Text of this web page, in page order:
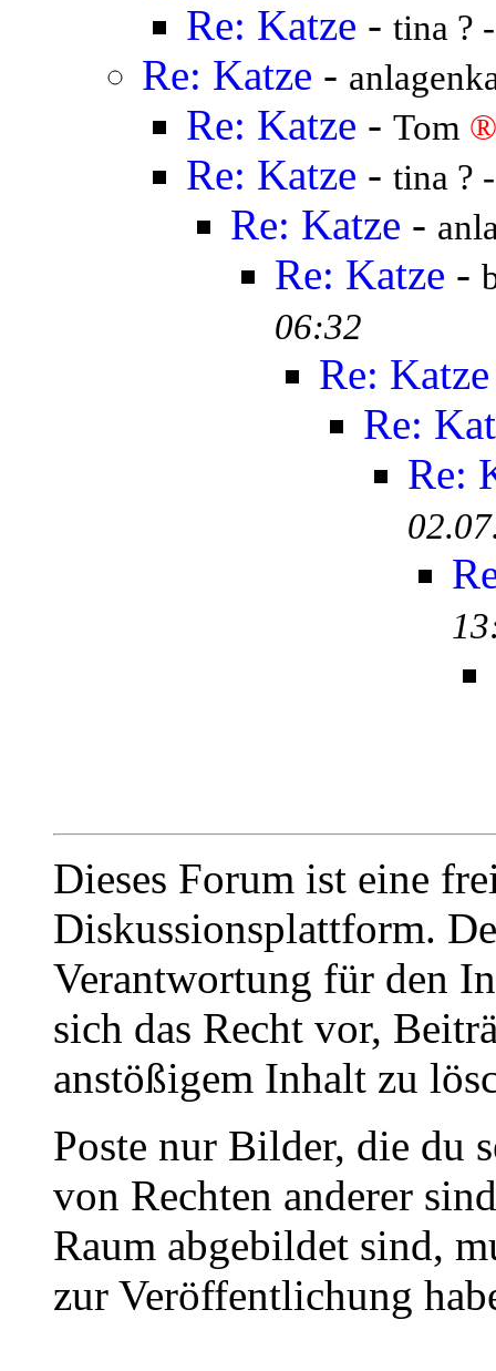
Re: Katze - tina ?
Re: Katze -
Re: Katze - Tom ®
Re: Katze - tina ?
Re: Katze -
Re: Katze -
06:32
Re: Katze
Re:
Re:
Dieses Forum ist eine
Diskussionsplattform.
Verantwortung für den
sich das Recht vor,
anstößigem Inhalt zu
Poste nur Bilder, die du
von Rechten anderer
Raum abgebildet sind,
zur Veröffentlichung